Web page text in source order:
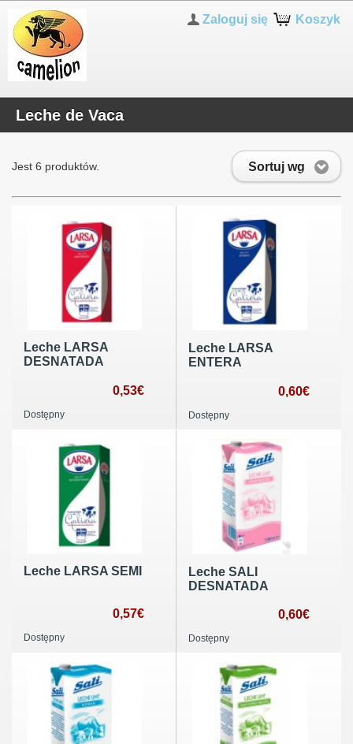
Koszyk
Zaloguj się
Leche de Vaca
Sortuj wg
Jest 6 produktów.
Leche LARSA
DESNATADA
0,53€
Dostępny
Leche LARSA
ENTERA
0,60€
Dostępny
Leche LARSA SEMI
0,57€
Dostępny
Leche SALI
DESNATADA
0,60€
Dostępny